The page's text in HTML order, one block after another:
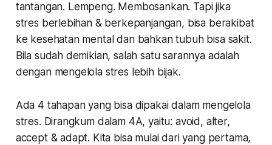
tantangan. Lempeng. Membosankan. Tapi jika
stres berlebihan & berkepanjangan, bisa berakibat
ke kesehatan mental dan bahkan tubuh bisa sakit.
Bila sudah demikian, salah satu sarannya adalah
dengan mengelola stres lebih bijak.
Ada 4 tahapan yang bisa dipakai dalam mengelola
stres. Dirangkum dalam 4A, yaitu: avoid, alter,
accept & adapt. Kita bisa mulai dari yang pertama,